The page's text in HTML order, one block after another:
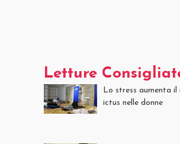
Letture
Lo stress aumenta il
ictus nelle donne